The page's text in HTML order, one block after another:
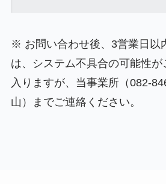
※ お問い合わせ後、3営業日以
は、システム不具合の可能性
入りますが、当事業所（082-
山）までご連絡ください。